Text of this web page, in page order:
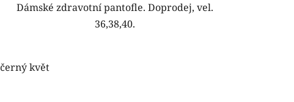
Dámské zdravotní pantofle. Doprodej, vel.
36,38,40.
černý květ